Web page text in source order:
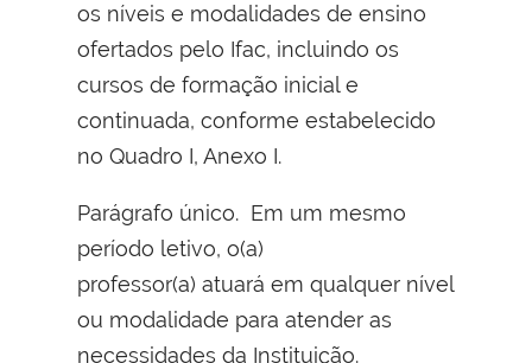
os níveis e modalidades de ensino
ofertados pelo Ifac, incluindo os
cursos de formação inicial e
continuada, conforme estabelecido
no Quadro I, Anexo I.
Parágrafo único. Em um mesmo
período letivo, o(a)
professor(a) atuará em qualquer nível
ou modalidade para atender as
necessidades da Instituição.